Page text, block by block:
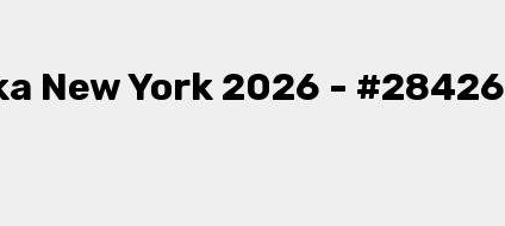
New York 2026 - #28426